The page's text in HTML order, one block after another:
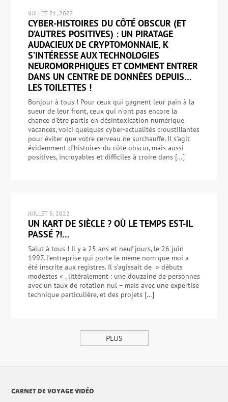
JUILLET 21, 2022
CYBER-HISTOIRES DU CÔTÉ OBSCUR (ET
D’AUTRES POSITIVES) : UN PIRATAGE
AUDACIEUX DE CRYPTOMONNAIE, K
S’INTÉRESSE AUX TECHNOLOGIES
NEUROMORPHIQUES ET COMMENT ENTRER
DANS UN CENTRE DE DONNÉES DEPUIS…
LES TOILETTES !
Bonjour à tous ! Pour ceux qui gagnent leur pain à la
sueur de leur front, ceux qui n’ont pas encore la
chance d’être partis en désintoxication numérique
vacances, voici quelques cyber-actualités croustillantes
pour éviter que votre cerveau ne surchauffe. Il s’agit
évidemment d’histoires du côté obscur, mais aussi
positives, incroyables et difficiles à croire dans […]
JUILLET 5, 2022
UN KART DE SIÈCLE ? OÙ LE TEMPS EST-IL
PASSÉ ?!…
Salut à tous ! Il y a 25 ans et neuf jours, le 26 juin
1997, l’entreprise qui porte le même nom que moi a
été inscrite aux registres. Il s’agissait de » débuts
modestes « , littéralement : une douzaine de personnes
avec un taux de rotation nul – mais avec une expertise
technique particulière, et des projets […]
PLUS
CARNET DE VOYAGE VIDÉO